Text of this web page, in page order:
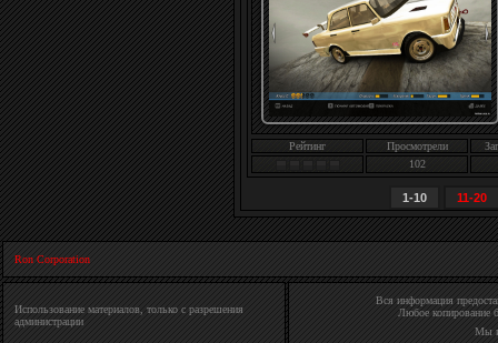
Рейтинг Просмотрели
102
1-10 11-20
Ron Corporation
Использование материалов, только с разрешения
администрации
Вся информация
Любое копирование
Мы